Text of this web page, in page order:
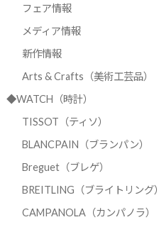
フェア情報
メディア情報
新作情報
Arts & Crafts（美術工芸品）
◆WATCH（時計）
TISSOT（ティソ）
BLANCPAIN（ブランパン）
Breguet（ブレゲ）
BREITLING（ブライトリング）
CAMPANOLA（カンパノラ）